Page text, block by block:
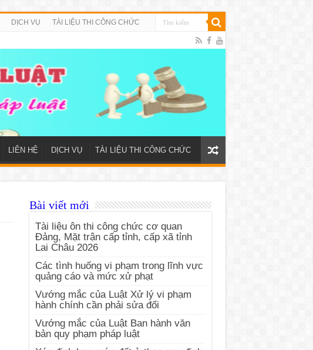
DỊCH VỤ TÀI LIỆU THI CÔNG CHỨC
LIÊN HỆ DỊCH VỤ TÀI LIỆU THI CÔNG CHỨC
Bài viết mới
Tài liệu ôn thi công chức cơ quan
Đảng, Mặt trận cấp tỉnh, cấp xã tỉnh
Lai Châu 2026
Các tình huống vi phạm trong lĩnh vực
quảng cáo và mức xử phạt
Vướng mắc của Luật Xử lý vi phạm
hành chính cần phải sửa đổi
Vướng mắc của Luật Ban hành văn
bản quy phạm pháp luật